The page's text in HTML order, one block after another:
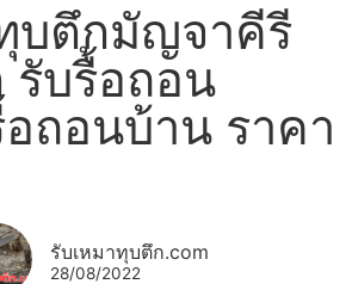
บตึกมัญจาคีรี
รับรื้อถอน
ถอนบ้าน ราคา
รับเหมาทุบตึก.com
28/08/2022